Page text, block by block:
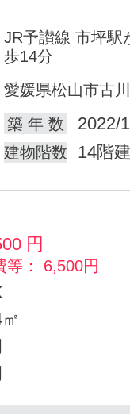
JR予讃線 市坪駅
歩14分
愛媛県松山市古
築 年 数
2022/
建物階数 14階
円
等： 6,500円